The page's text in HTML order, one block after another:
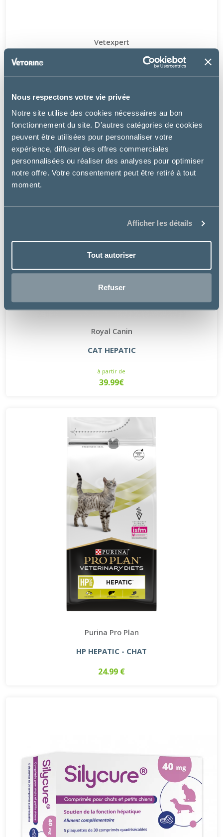
Nous respectons votre vie privée
Notre site utilise des cookies nécessaires au bon
fonctionnement du site. D’autres catégories de cookies
peuvent être utilisées pour personnaliser votre
expérience, diffuser des offres commerciales
personnalisées ou réaliser des analyses pour optimiser
notre offre. Votre consentement peut être retiré à tout
moment.
Afficher les détails
Tout autoriser
Refuser
Vetexpert
HEPATIALE FORTE ADVANCED - CHIEN, CHAT
Royal Canin
CAT HEPATIC
à partir de
39.99€
Purina Pro Plan
HP HEPATIC - CHAT
24.99 €